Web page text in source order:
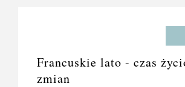
Francuskie lato - czas
zmian